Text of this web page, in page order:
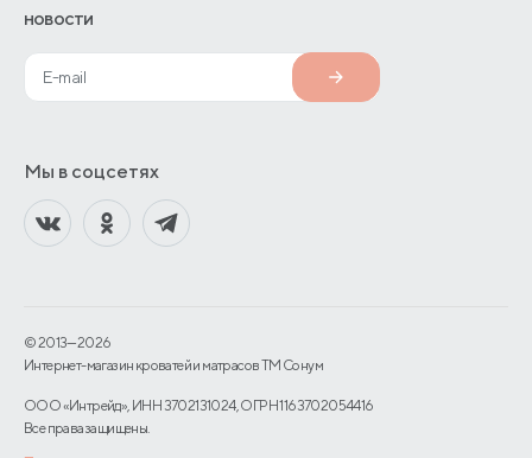
новости
Мы в соцсетях
© 2013—2026
Интернет-магазин кроватей и матрасов TM Сонум
ООО «Интрейд», ИНН 3702131024, ОГРН 1163702054416
Все права защищены.